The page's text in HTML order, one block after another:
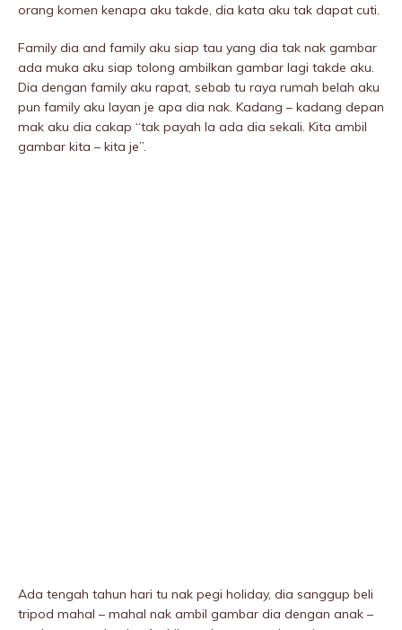
orang komen kenapa aku takde, dia kata aku tak dapat cuti.
Family dia and family aku siap tau yang dia tak nak gambar
ada muka aku siap tolong ambilkan gambar lagi takde aku.
Dia dengan family aku rapat, sebab tu raya rumah beIah aku
pun family aku layan je apa dia nak. Kadang – kadang depan
mak aku dia cakap “tak payah la ada dia sekali. Kita ambil
gambar kita – kita je”.
Ada tengah tahun hari tu nak pegi holiday, dia sanggup beli
tripod mahal – mahal nak ambil gambar dia dengan anak –